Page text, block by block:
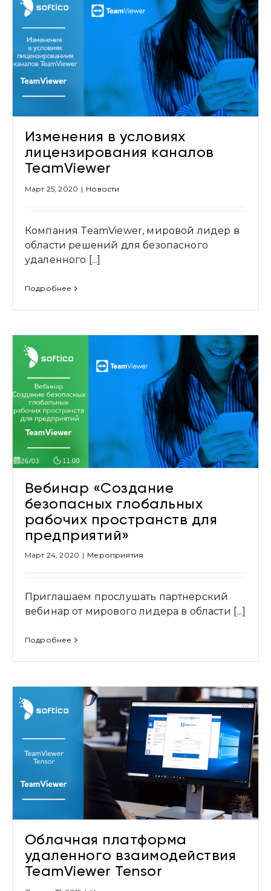
Изменения в условиях
лицензирования каналов
TeamViewer
Март 25, 2020 | Новости
Компания TeamViewer, мировой лидер в
области решений для безопасного
удаленного [...]
Подробнее
Вебинар «Создание
безопасных глобальных
рабочих пространств для
предприятий»
Март 24, 2020 | Мероприятия
Приглашаем прослушать партнёрский
вебинар от мирового лидера в области [...]
Подробнее
Облачная платформа
удаленного взаимодействия
TeamViewer Tensor
Привіт 👋, чим тобі допомогти?
Ми зазвичай відповідаємо дуже швидко
Надіслати повідомлення